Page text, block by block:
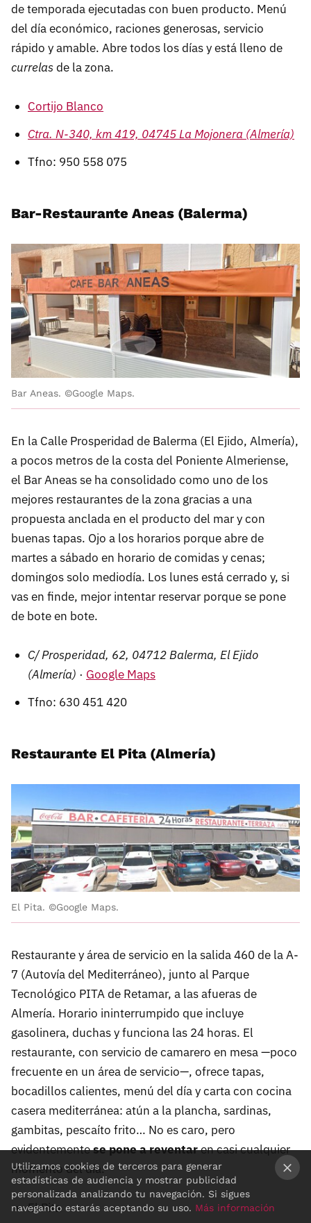
de temporada ejecutadas con buen producto. Menú
del día económico, raciones generosas, servicio
rápido y amable. Abre todos los días y está lleno de
currelasde la zona.
Cortijo Blanco
Ctra. N-340, km 419, 04745 La Mojonera (Almería)
Tfno: 950 558 075
Bar-Restaurante Aneas (Balerma)
Bar Aneas. ©Google Maps.
En la Calle Prosperidad de Balerma (El Ejido, Almería),
a pocos metros de la costa del Poniente Almeriense,
el Bar Aneas se ha consolidado como uno de los
mejores restaurantes de la zona gracias a una
propuesta anclada en el producto del mar y con
buenas tapas. Ojo a los horarios porque abre de
martes a sábado en horario de comidas y cenas;
domingos solo mediodía. Los lunes está cerrado y, si
vas en finde, mejor intentar reservar porque se pone
de bote en bote.
C/ Prosperidad, 62, 04712 Balerma, El Ejido
(Almería) · Google Maps
Tfno: 630 451 420
Restaurante El Pita (Almería)
El Pita. ©Google Maps.
Restaurante y área de servicio en la salida 460 de la A-
7 (Autovía del Mediterráneo), junto al Parque
Tecnológico PITA de Retamar, a las afueras de
Almería. Horario ininterrumpido que incluye
gasolinera, duchas y funciona las 24 horas. El
restaurante, con servicio de camarero en mesa —poco
frecuente en un área de servicio—, ofrece tapas,
bocadillos calientes, menú del día y carta con cocina
casera mediterránea: atún a la plancha, sardinas,
gambitas, pescaíto frito… No es caro, pero
evidentementese pone a reventaren casi cualquier
momento del día.
El Pita
Utilizamos cookies de terceros para generar
estadísticas de audiencia y mostrar publicidad
personalizada analizando tu navegación. Si sigues
navegando estarás aceptando su uso. Más información